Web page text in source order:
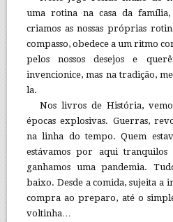
uma rotina na casa da
criamos as nossas próprias
compasso, obedece a um ritmo
pelos nossos desejos e
invencionice, mas na tradição,
la.
Nos livros de História,
épocas explosivas. Guerras,
na linha do tempo. Quem
estávamos por aqui
ganhamos uma pandemia.
baixo. Desde a comida, sujeita a
compra ao preparo, até o
voltinha…